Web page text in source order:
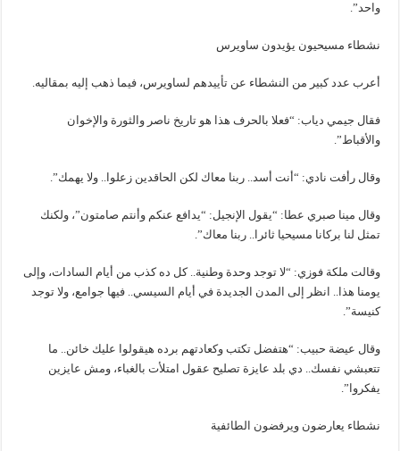
واحد”.
نشطاء مسيحيون يؤيدون ساويرس
أعرب عدد كبير من النشطاء عن تأييدهم لساويرس، فيما ذهب إليه بمقاليه.
فقال جيمي دياب: “فعلا بالحرف هذا هو تاريخ ناصر والثورة والإخوان
والأقباط”.
وقال رأفت نادي: “أنت أسد.. ربنا معاك لكن الحاقدين زعلوا.. ولا يهمك”.
وقال مينا صبري عطا: “يقول الإنجيل: “يدافع عنكم وأنتم صامتون”، ولكنك
تمثل لنا بركانا مسيحيا ثائرا.. ربنا معاك”.
وقالت ملكة فوزي: “لا توجد وحدة وطنية.. كل ده كذب من أيام السادات، وإلى
يومنا هذا.. انظر إلى المدن الجديدة في أيام السيسي.. فيها جوامع، ولا توجد
كنيسة”.
وقال عيضة حبيب: “هتفضل تكتب وكعادتهم برده هيقولوا عليك خائن.. ما
تتعبشي نفسك.. دي بلد عايزة تصليح عقول امتلأت بالغباء، ومش عايزين
يفكروا”.
نشطاء يعارضون ويرفضون الطائفية